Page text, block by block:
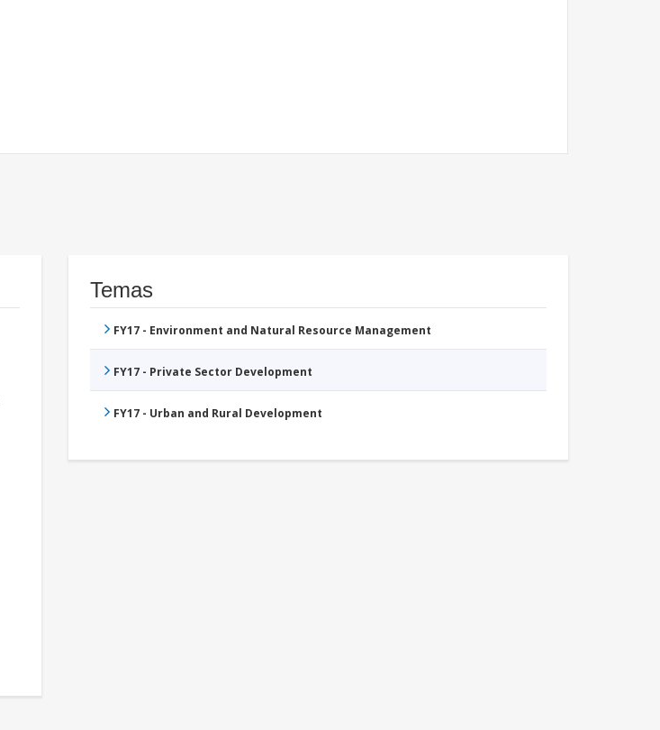
Temas
FY17 - Environment and Natural Resource Management
FY17 - Private Sector Development
FY17 - Urban and Rural Development